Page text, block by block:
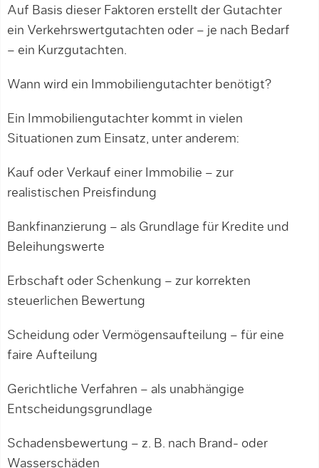
Auf Basis dieser Faktoren erstellt der Gutachter
ein Verkehrswertgutachten oder – je nach Bedarf
– ein Kurzgutachten.
Wann wird ein Immobiliengutachter benötigt?
Ein Immobiliengutachter kommt in vielen
Situationen zum Einsatz, unter anderem:
Kauf oder Verkauf einer Immobilie – zur
realistischen Preisfindung
Bankfinanzierung – als Grundlage für Kredite und
Beleihungswerte
Erbschaft oder Schenkung – zur korrekten
steuerlichen Bewertung
Scheidung oder Vermögensaufteilung – für eine
faire Aufteilung
Gerichtliche Verfahren – als unabhängige
Entscheidungsgrundlage
Schadensbewertung – z. B. nach Brand- oder
Wasserschäden